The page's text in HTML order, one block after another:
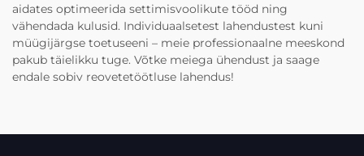
aidates optimeerida settimisvoolikute tööd ning
vähendada kulusid. Individuaalsetest lahendustest kuni
müügijärgse toetuseeni – meie professionaalne meeskond
pakub täielikku tuge. Võtke meiega ühendust ja saage
endale sobiv reovetetöötluse lahendus!